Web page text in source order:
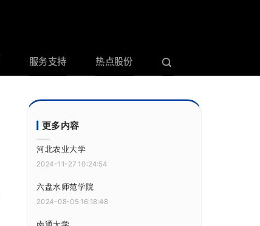
服务支持 热点股份
更多内容
河北农业大学
2024-11-27 10:24:54
六盘水师范学院
2024-08-05 16:18:48